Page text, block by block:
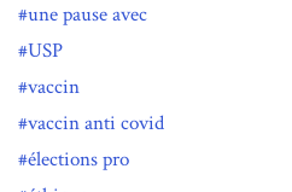
une pause avec
USP
vaccin
vaccin anti covid
élections pro